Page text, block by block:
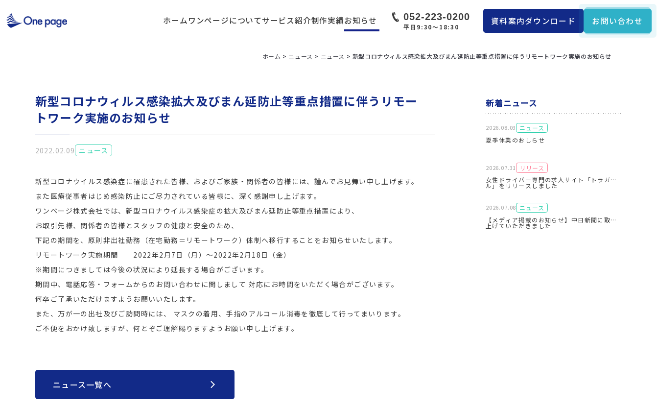
ホームワンページについてサービス紹介制作実績お知らせ 052-223-0200
平日9:30〜18:30
資料案内ダウンロード お問い合わせ
ホーム > ニュース > ニュース > 新型コロナウィルス感染拡大及びまん延防止等重点措置に伴うリモートワーク実施のお知らせ
新型コロナウィルス感染拡大及びまん延防止等重点措置に伴うリモー
トワーク実施のお知らせ
2022.02.09 ニュース
新型コロナウイルス感染症に罹患された皆様、およびご家族・関係者の皆様には、謹んでお見舞い申し上げます。
また医療従事者はじめ感染防止にご尽力されている皆様に、深く感謝申し上げます。
ワンページ株式会社では、新型コロナウイルス感染症の拡大及びまん延防止等重点措置により、
お取引先様、関係者の皆様とスタッフの健康と安全のため、
下記の期間を、原則非出社勤務（在宅勤務＝リモートワーク）体制へ移行することをお知らせいたします。
リモートワーク実施期間 2022年2月7日（月）～2022年2月18日（金）
※期間につきましては今後の状況により延長する場合がございます。
期間中、電話応答・フォームからのお問い合わせに関しまして 対応にお時間をいただく場合がございます。
何卒ご了承いただけますようお願いいたします。
また、万が一の出社及びご訪問時には、 マスクの着用、手指のアルコール消毒を徹底して行ってまいります。
ご不便をおかけ致しますが、何とぞご理解賜りますようお願い申し上げます。
ニュース一覧へ
新着ニュース
2026.08.03 ニュース
夏季休業のおしらせ
2026.07.31
リリース
女性ドライバー専門の求人サイト「トラガー
ル」をリリースしました
2026.07.08 ニュース
【メディア掲載のお知らせ】中日新聞に取り
上げていただきました